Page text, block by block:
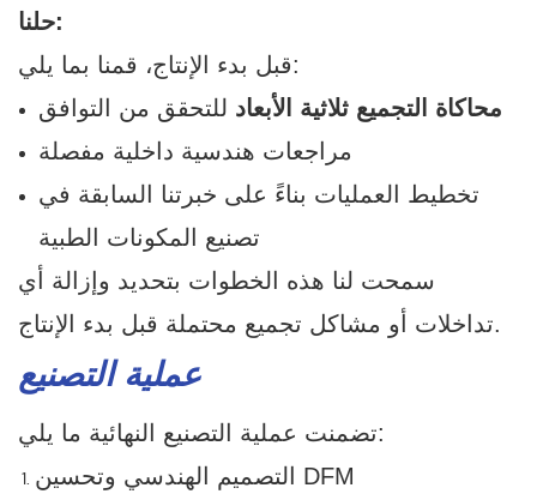
حلنا:
قبل بدء الإنتاج، قمنا بما يلي:
محاكاة التجميع ثلاثية الأبعاد للتحقق من التوافق
مراجعات هندسية داخلية مفصلة
تخطيط العمليات بناءً على خبرتنا السابقة في
تصنيع المكونات الطبية
سمحت لنا هذه الخطوات بتحديد وإزالة أي
تداخلات أو مشاكل تجميع محتملة قبل بدء الإنتاج.
عملية التصنيع
تضمنت عملية التصنيع النهائية ما يلي:
التصميم الهندسي وتحسين DFM